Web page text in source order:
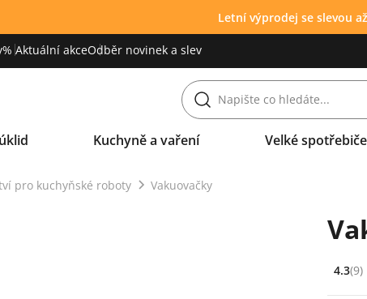
Letní výprodej se slevou
% Aktuální akceOdběr novinek a slev
Kuchyně a vaření Velké spotřebiče
pro kuchyňské roboty Vakuovačky
4.3(9)